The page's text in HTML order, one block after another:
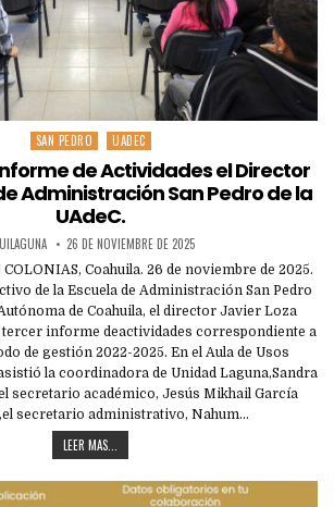
Posted
SAN PEDRO UADEC
de Actividades el Director
Administración San Pedro de la
UAdeC.
26 DE NOVIEMBRE DE 2025
COLONIAS, Coahuila. 26 de noviembre de 2025.
de la Escuela de Administración San Pedro
de Coahuila, el director Javier Loza
tercer informe deactividades correspondiente a
de gestión 2022-2025. En el Aula de Usos
la coordinadora de Unidad Laguna,Sandra
secretario académico, Jesús Mikhail García
secretario administrativo, Nahum…
LEER MAS...